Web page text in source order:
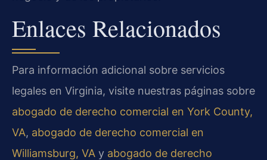
Enlaces Relacionados
Para información adicional sobre servicios
legales en Virginia, visite nuestras páginas sobre
abogado de derecho comercial en York County,
VA, abogado de derecho comercial en
Williamsburg, VA y abogado de derecho